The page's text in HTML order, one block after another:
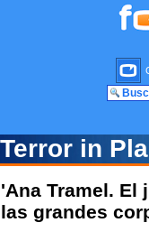
Terror in
'Ana Tramel. El
las grandes